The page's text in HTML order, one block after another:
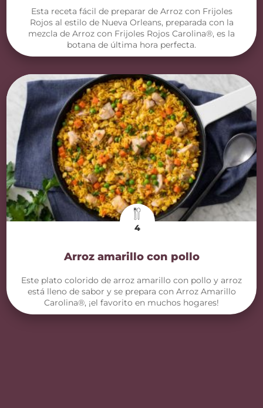
Esta receta fácil de preparar de Arroz con Frijoles
Rojos al estilo de Nueva Orleans, preparada con la
mezcla de Arroz con Frijoles Rojos Carolina®, es la
botana de última hora perfecta.
4
Arroz amarillo con pollo
Este plato colorido de arroz amarillo con pollo y arroz
está lleno de sabor y se prepara con Arroz Amarillo
Carolina®, ¡el favorito en muchos hogares!